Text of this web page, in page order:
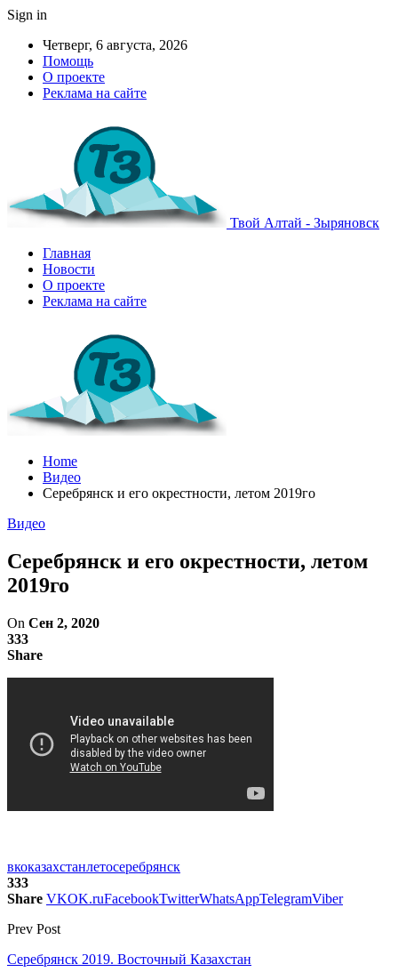
Sign in
Четверг, 6 августа, 2026
Помощь
О проекте
Реклама на сайте
Твой Алтай - Зыряновск
Главная
Новости
О проекте
Реклама на сайте
Home
Видео
Серебрянск и его окрестности, летом 2019го
Видео
Серебрянск и его окрестности, летом
2019го
On Сен 2, 2020
333
Share
вкоказахстанлетосеребрянск
333
Share VKOK.ruFacebookTwitterWhatsAppTelegramViber
Prev Post
Серебрянск 2019. Восточный Казахстан